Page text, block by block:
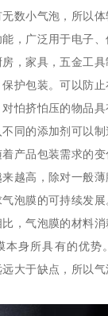
数小气泡，所以
，广泛用于电子、
，家具，五金工
护包装。可以防
怕挤怕压的物品
同的添加剂可以
产品包装需求的
越高，除对一般
泡膜的可持续发
，气泡膜的材料
本身所具有的优势
大于缺点，所以